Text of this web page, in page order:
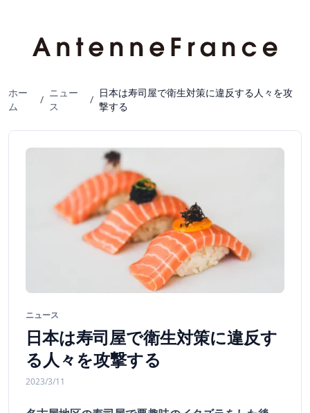
ホー
ム
/
ニュー
ス
/
日本は寿司屋で衛生対策に違反する人々を攻
撃する
ニュース
日本は寿司屋で衛生対策に違反す
る人々を攻撃する
2023/3/11